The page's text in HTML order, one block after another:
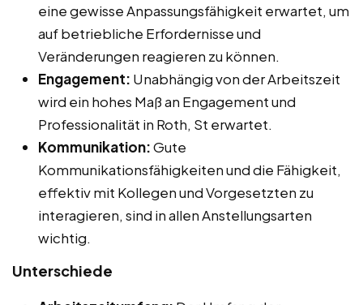
eine gewisse Anpassungsfähigkeit erwartet, um
auf betriebliche Erfordernisse und
Veränderungen reagieren zu können.
Engagement: Unabhängig von der Arbeitszeit
wird ein hohes Maß an Engagement und
Professionalität in Roth, St erwartet.
Kommunikation:Gute
Kommunikationsfähigkeiten und die Fähigkeit,
effektiv mit Kollegen und Vorgesetzten zu
interagieren, sind in allen Anstellungsarten
wichtig.
Unterschiede